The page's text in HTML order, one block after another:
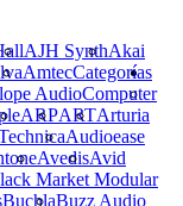
AJH SynthAkai
Amtec
Audio
ARPARTArturia
Audioease
AvedisAvid
Market Modular
BuchlaBuzz Audio
Categorías
Computer